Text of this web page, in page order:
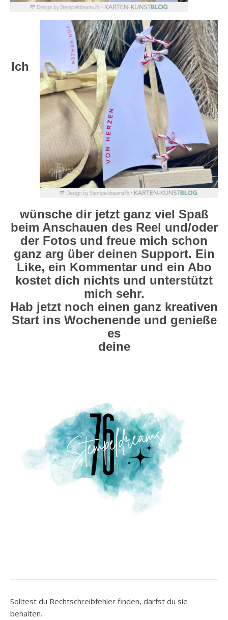
Ich
wünsche dir jetzt ganz viel Spaß
beim Anschauen des Reel und/oder
der Fotos und freue mich schon
ganz arg über deinen Support. Ein
Like, ein Kommentar und ein Abo
kostet dich nichts und unterstützt
mich sehr.
Hab jetzt noch einen ganz kreativen
Start ins Wochenende und genieße
es
deine
Solltest du Rechtschreibfehler finden, darfst du sie
behalten.